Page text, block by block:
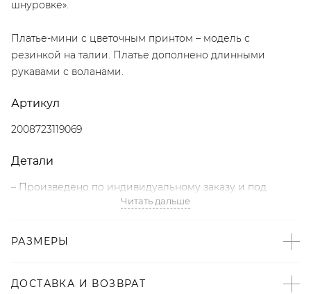
шнуровке».
Платье-мини с цветочным принтом – модель с
резинкой на талии. Платье дополнено длинными
рукавами с воланами.
Артикул
2008723119069
Детали
– Произведено по индивидуальному заказу и под
контролем бренда: Киргизия;
– Цветочный принт – тренд FW’23/24 по версии Vogue;
– Застежка с пуговицей на спине;
Читать дальше
РАЗМЕРЫ
ДОСТАВКА И ВОЗВРАТ